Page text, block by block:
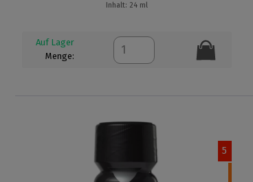
Inhalt: 24 ml
Auf Lager
Menge:
5